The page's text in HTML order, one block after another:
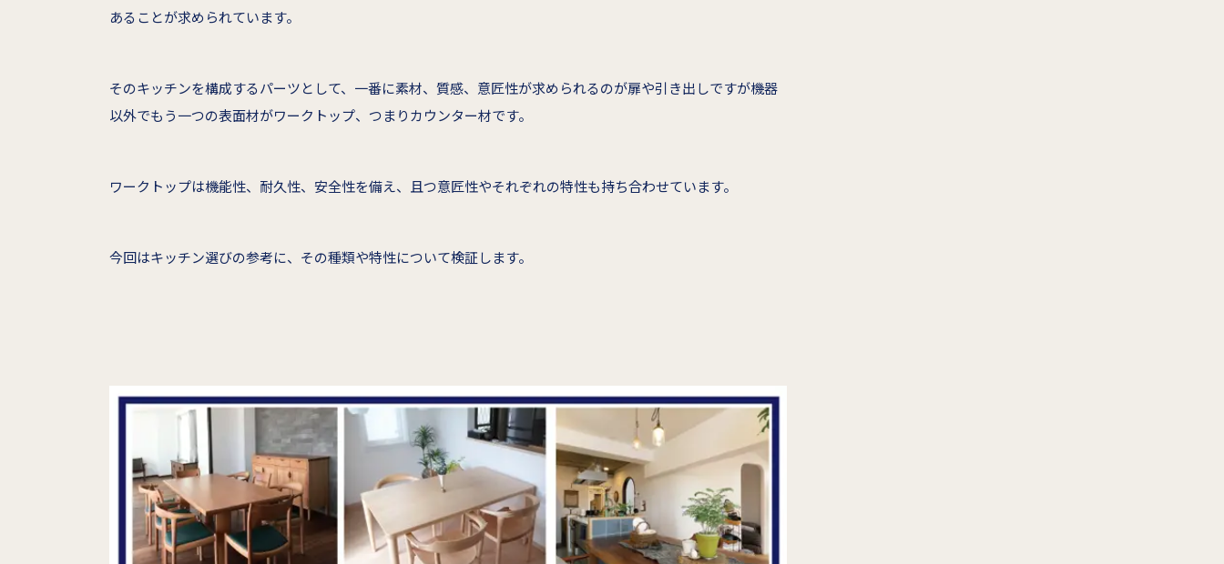
あることが求められています。
そのキッチンを構成するパーツとして、一番に素材、質感、意匠性が求められるのが扉や引き出しですが機器
以外でもう一つの表面材がワークトップ、つまりカウンター材です。
ワークトップは機能性、耐久性、安全性を備え、且つ意匠性やそれぞれの特性も持ち合わせています。
今回はキッチン選びの参考に、その種類や特性について検証します。